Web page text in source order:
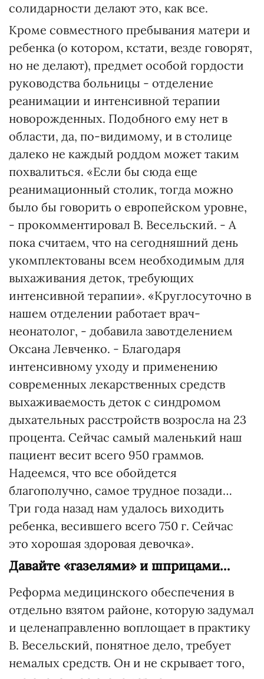
солидарности делают это, как все.
Кроме совместного пребывания матери и
ребенка (о котором, кстати, везде говорят,
но не делают), предмет особой гордости
руководства больницы - отделение
реанимации и интенсивной терапии
новорожденных. Подобного ему нет в
области, да, по-видимому, и в столице
далеко не каждый роддом может таким
похвалиться. «Если бы сюда еще
реанимационный столик, тогда можно
было бы говорить о европейском уровне,
- прокомментировал В. Весельский. - А
пока считаем, что на сегодняшний день
укомплектованы всем необходимым для
выхаживания деток, требующих
интенсивной терапии». «Круглосуточно в
нашем отделении работает врач-
неонатолог, - добавила завотделением
Оксана Левченко. - Благодаря
интенсивному уходу и применению
современных лекарственных средств
выхаживаемость деток с синдромом
дыхательных расстройств возросла на 23
процента. Сейчас самый маленький наш
пациент весит всего 950 граммов.
Надеемся, что все обойдется
благополучно, самое трудное позади…
Три года назад нам удалось виходить
ребенка, весившего всего 750 г. Сейчас
это хорошая здоровая девочка».
Давайте «газелями» и шприцами…
Реформа медицинского обеспечения в
отдельно взятом районе, которую задумал
и целенаправленно воплощает в практику
В. Весельский, понятное дело, требует
немалых средств. Он и не скрывает того,